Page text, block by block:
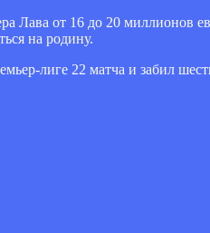
Лава от 16 до 20 миллионов
на родину.
лиге 22 матча и забил